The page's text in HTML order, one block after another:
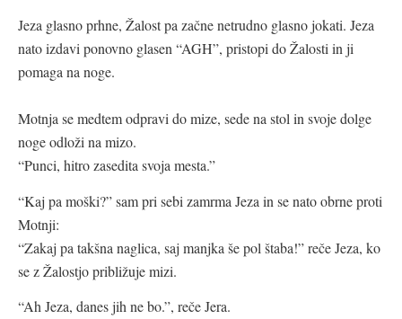
Jeza glasno prhne, Žalost pa začne netrudno glasno jokati. Jeza
nato izdavi ponovno glasen “AGH”, pristopi do Žalosti in ji
pomaga na noge.
Motnja se medtem odpravi do mize, sede na stol in svoje dolge
noge odloži na mizo.
“Punci, hitro zasedita svoja mesta.”
“Kaj pa moški?” sam pri sebi zamrma Jeza in se nato obrne proti
Motnji:
“Zakaj pa takšna naglica, saj manjka še pol štaba!” reče Jeza, ko
se z Žalostjo približuje mizi.
“Ah Jeza, danes jih ne bo.”, reče Jera.